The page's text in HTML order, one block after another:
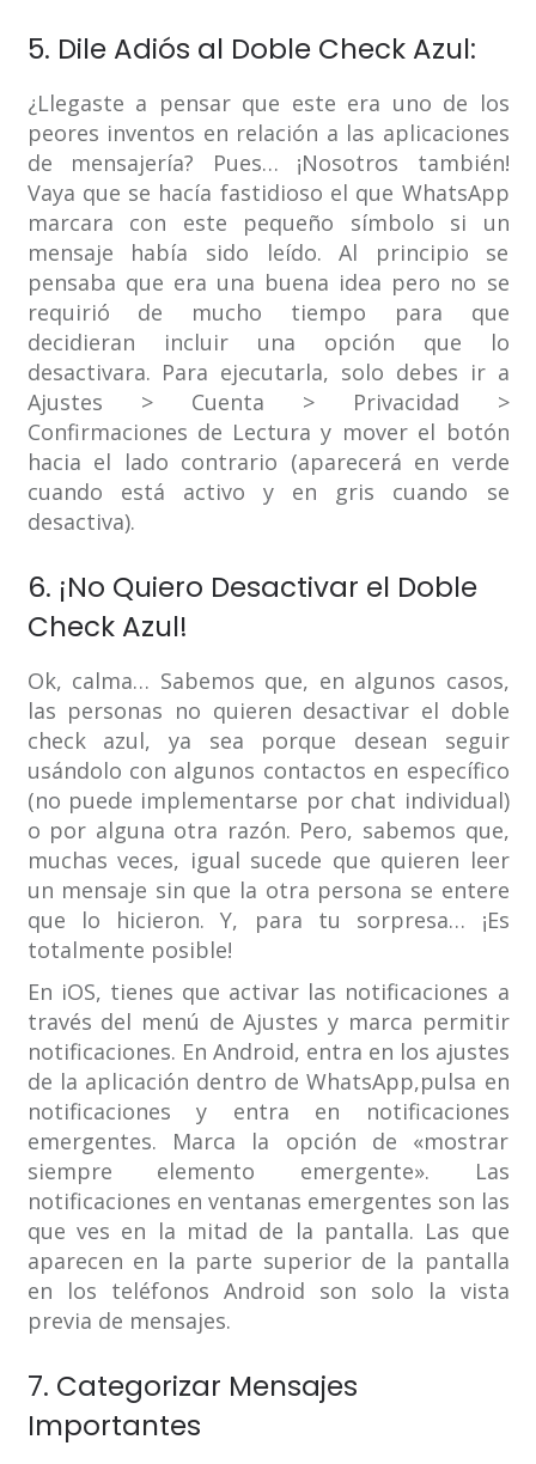
5. Dile Adiós al Doble Check Azul:
¿Llegaste a pensar que este era uno de los
peores inventos en relación a las aplicaciones
de mensajería? Pues… ¡Nosotros también!
Vaya que se hacía fastidioso el que WhatsApp
marcara con este pequeño símbolo si un
mensaje había sido leído. Al principio se
pensaba que era una buena idea pero no se
requirió de mucho tiempo para que
decidieran incluir una opción que lo
desactivara. Para ejecutarla, solo debes ir a
Ajustes > Cuenta > Privacidad >
Confirmaciones de Lectura y mover el botón
hacia el lado contrario (aparecerá en verde
cuando está activo y en gris cuando se
desactiva).
6. ¡No Quiero Desactivar el Doble
Check Azul!
Ok, calma… Sabemos que, en algunos casos,
las personas no quieren desactivar el doble
check azul, ya sea porque desean seguir
usándolo con algunos contactos en específico
(no puede implementarse por chat individual)
o por alguna otra razón. Pero, sabemos que,
muchas veces, igual sucede que quieren leer
un mensaje sin que la otra persona se entere
que lo hicieron. Y, para tu sorpresa… ¡Es
totalmente posible!
En iOS, tienes que activar las notificaciones a
través del menú de Ajustes y marca permitir
notificaciones. En Android, entra en los ajustes
de la aplicación dentro de WhatsApp,pulsa en
notificaciones y entra en notificaciones
emergentes. Marca la opción de «mostrar
siempre elemento emergente». Las
notificaciones en ventanas emergentes son las
que ves en la mitad de la pantalla. Las que
aparecen en la parte superior de la pantalla
en los teléfonos Android son solo la vista
previa de mensajes.
7. Categorizar Mensajes
Importantes